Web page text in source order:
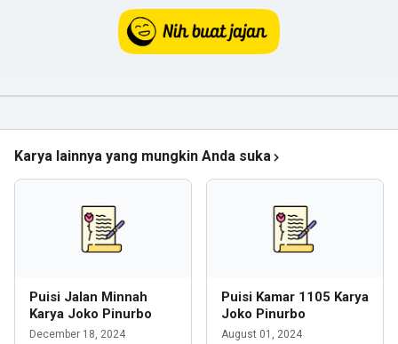
Karya lainnya yang mungkin Anda suka
Puisi Jalan Minnah
Karya Joko Pinurbo
December 18, 2024
Puisi Kamar 1105 Karya
Joko Pinurbo
August 01, 2024